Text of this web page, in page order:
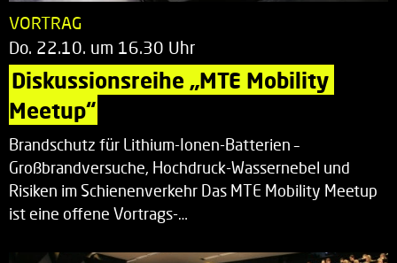
VORTRAG
Do. 22.10. um 16.30 Uhr
Diskussionsreihe „MTE Mobility
Meetup“
Brandschutz für Lithium-Ionen-Batterien –
Großbrandversuche, Hochdruck-Wassernebel und
Risiken im Schienenverkehr Das MTE Mobility Meetup
ist eine offene Vortrags-…